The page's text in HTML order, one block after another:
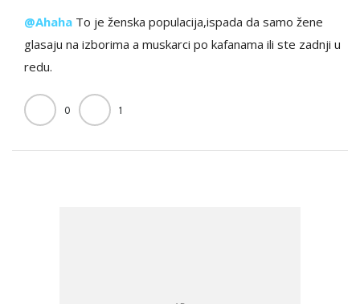
@Ahaha To je ženska populacija,ispada da samo žene
glasaju na izborima a muskarci po kafanama ili ste zadnji u
redu.
0 1